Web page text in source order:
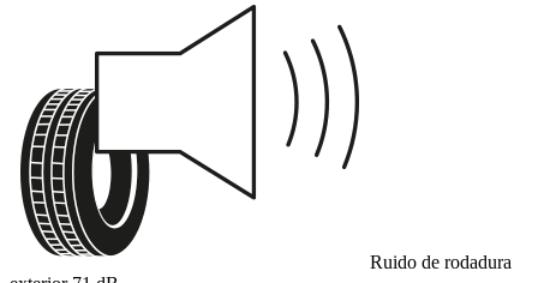
Ruido de rodadura